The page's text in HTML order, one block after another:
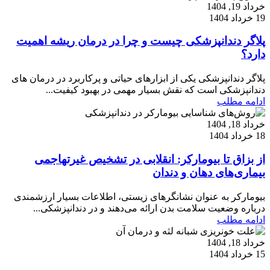
خرداد 19, 1404
19 خرداد 1404
پلاگر دندانپزشکی چیست و چرا در درمان ریشه اهمیت
دارد؟
پلاگر دندانپزشکی یکی از ابزارهای حیاتی و پرکاربرد در درمان های
دندانپزشکی است که نقش بسیار مهمی در بهبود کیفیت...
ادامه مطلب
خرداد 18, 1404
18 خرداد 1404
از بزاق تا بیومارکر: انقلابی در تشخیص غیرتهاجمی
بیماری‌های دهان و دندان
بیومارکر به عنوان نشانگرهای زیستی، اطلاعات بسیار ارزشمندی
درباره وضعیت سلامت بدن ارائه می‌دهند و در دندانپزشکی...
ادامه مطلب
خرداد 18, 1404
15 خرداد 1404